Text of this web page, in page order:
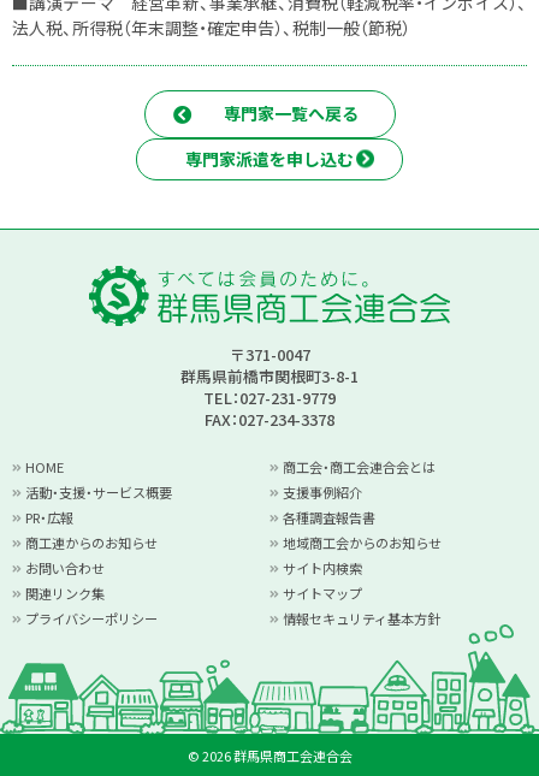
法人税、所得税（年末調整・確定申告）、税制一般（節税）
専門家一覧へ戻る
専門家派遣を申し込む
〒371-0047
群馬県前橋市関根町3-8-1
TEL：027-231-9779
FAX：027-234-3378
HOME
商工会・商工会連合会とは
活動・支援・サービス概要
支援事例紹介
PR・広報
各種調査報告書
商工連からのお知らせ
地域商工会からのお知らせ
お問い合わせ
サイト内検索
関連リンク集
サイトマップ
プライバシーポリシー
情報セキュリティ基本方針
© 2026 群馬県商工会連合会